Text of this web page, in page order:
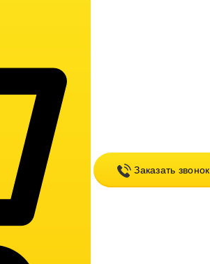
Заказать звонок